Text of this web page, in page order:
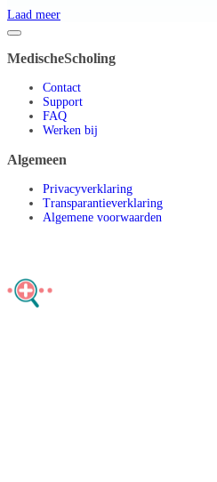
Laad meer
MedischeScholing
Contact
Support
FAQ
Werken bij
Algemeen
Privacyverklaring
Transparantieverklaring
Algemene voorwaarden